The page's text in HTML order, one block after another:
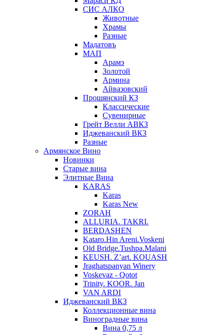
СИС АЛКО
Животные
Храмы
Разные
Мадатовъ
МАП
Арамэ
Золотой
Армина
Айвазовский
Прошянский КЗ
Классические
Сувенирные
Грейт Велли АВКЗ
Иджеванский ВКЗ
Разные
Армянское Вино
Новинки
Старые вина
Элитные Вина
KARAS
Karas
Karas New
ZORAH
ALLURIA. TAKRI.
BERDASHEN
Kataro.Hin Areni.Voskeni
Old Bridge.Tushpa.Malani
KEUSH. Z’art. KOUASH
Jraghatspanyan Winery
Voskevaz - Qotot
Trinity. KOOR. Jan
VAN ARDI
Иджеванский ВКЗ
Коллекционные вина
Виноградные вина
Вина 0,75 л